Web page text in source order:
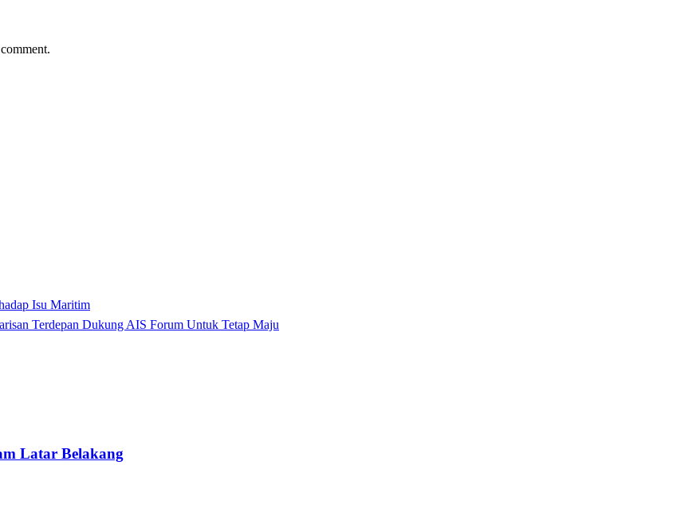
Isu Maritim
Terdepan Dukung AIS Forum Untuk Tetap Maju
Latar Belakang